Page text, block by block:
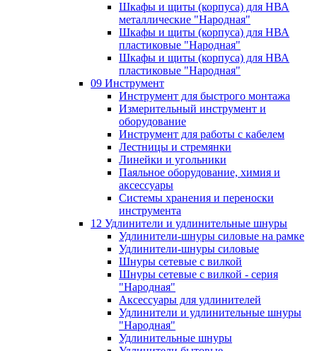
Шкафы и щиты (корпуса) для НВА
металлические "Народная"
Шкафы и щиты (корпуса) для НВА
пластиковые "Народная"
Шкафы и щиты (корпуса) для НВА
пластиковые "Народная"
09 Инструмент
Инструмент для быстрого монтажа
Измерительный инструмент и
оборудование
Инструмент для работы с кабелем
Лестницы и стремянки
Линейки и угольники
Паяльное оборудование, химия и
аксессуары
Системы хранения и переноски
инструмента
12 Удлинители и удлинительные шнуры
Удлинители-шнуры силовые на рамке
Удлинители-шнуры силовые
Шнуры сетевые с вилкой
Шнуры сетевые с вилкой - серия
"Народная"
Аксессуары для удлинителей
Удлинители и удлинительные шнуры
"Народная"
Удлинительные шнуры